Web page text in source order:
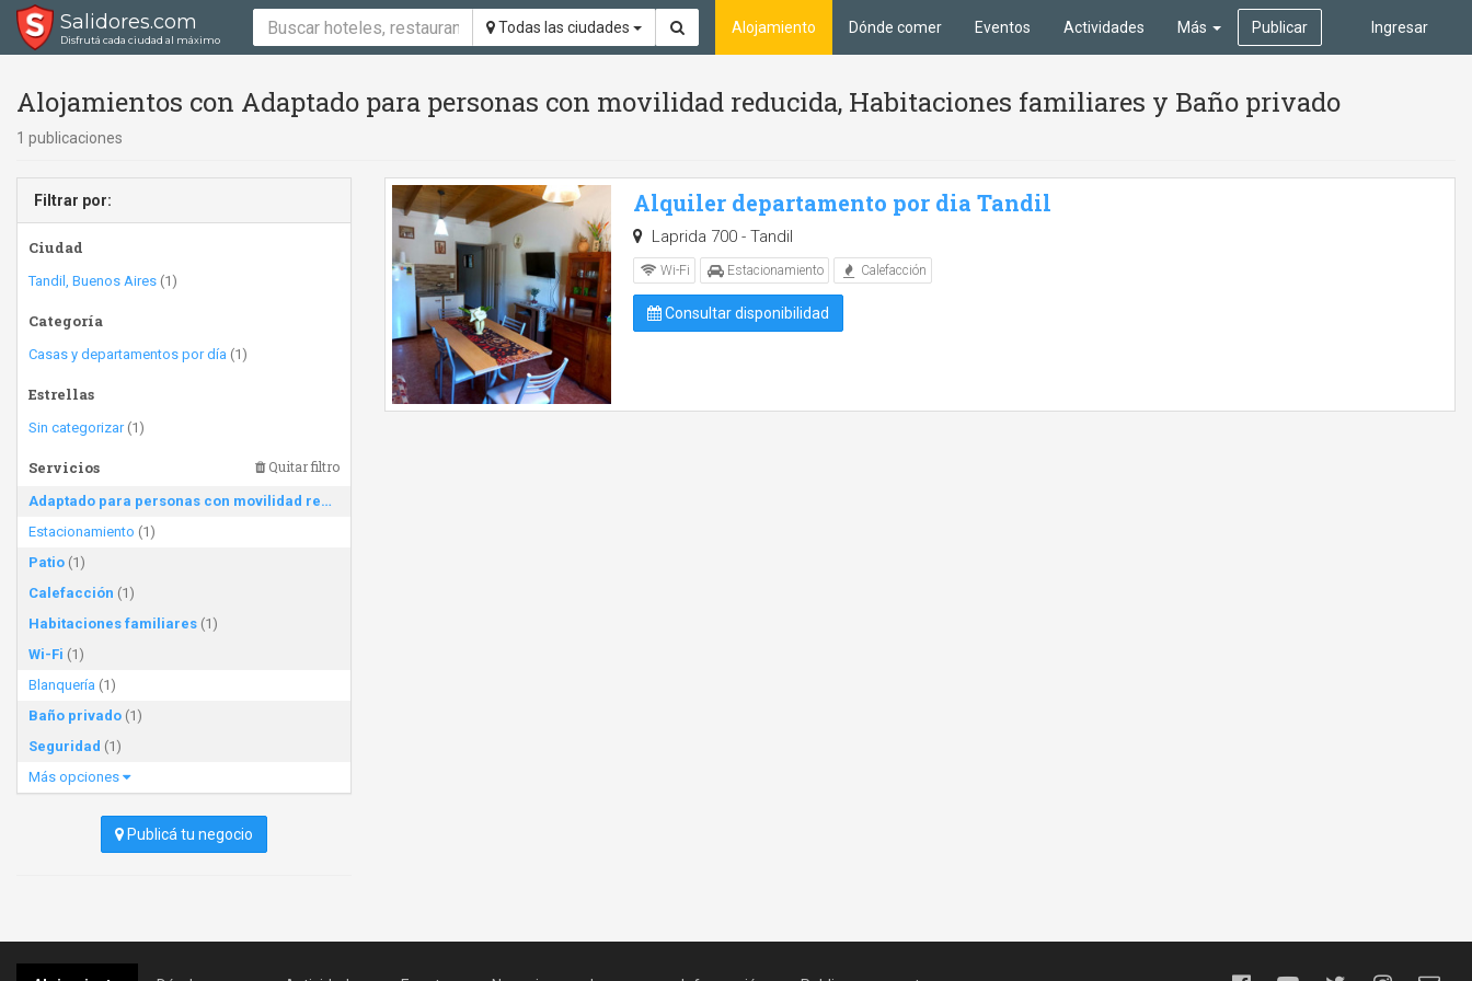
Salidores.com
Disfrutá cada ciudad al máximo
Todas las ciudades Ingresar
Alojamiento Dónde comer Eventos Actividades Más Publicar
Alojamientos con Adaptado para personas con movilidad reducida, Habitaciones familiares y Baño privado
1 publicaciones
Filtrar por:
Ciudad
Tandil, Buenos Aires (1)
Categoría
Casas y departamentos por día (1)
Estrellas
Sin categorizar(1)
Servicios Quitar filtro
Adaptado para personas con movilidad reducida
Estacionamiento (1)
Patio (1)
Calefacción (1)
Habitaciones familiares (1)
Wi-Fi (1)
Blanquería (1)
Baño privado (1)
Seguridad (1)
Más opciones
Publicá tu negocio
Alquiler departamento por dia Tandil
Laprida 700 - Tandil
Wi-Fi Estacionamiento Calefacción
Consultar disponibilidad